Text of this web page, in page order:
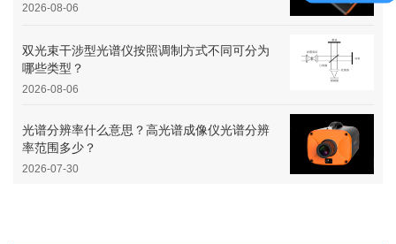
2026-08-06
双光束干涉型光谱仪按照调制方式不同可分为
哪些类型？
2026-08-06
光谱分辨率什么意思？高光谱成像仪光谱分辨
率范围多少？
2026-07-30